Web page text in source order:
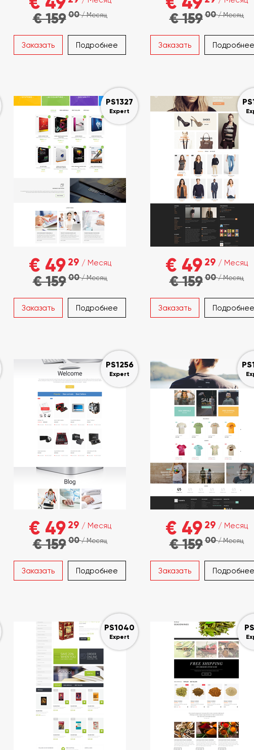
€ 15900/ Месяц
Заказать Подробнее
€ 15900/ Месяц
Заказать Подробнее
PS1327
Expert
€ 49 29 / Месяц
€ 15900/ Месяц
Заказать Подробнее
€ 49 29 / Месяц
€ 15900/ Месяц
Заказать Подробнее
PS1256
Expert
€ 49 29 / Месяц
€ 15900/ Месяц
Заказать Подробнее
€ 49 29 / Месяц
€ 15900/ Месяц
Заказать Подробнее
PS1040
Expert